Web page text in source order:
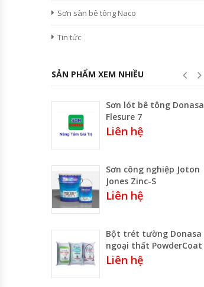
Sơn sàn bê tông Naco
Tin tức
SẢN PHẨM XEM NHIỀU
Sơn lót bê tông Donasa
Flesure 7
Liên hệ
Sơn công nghiệp Joton
Jones Zinc-S
Liên hệ
Bột trét tường Donasa
ngoại thất PowderCoat
Liên hệ